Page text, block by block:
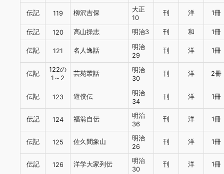
伝記 119 柳沢吉保
大正
10
刊 洋 1冊
伝記 120 高山操志 明治3 刊 和 1冊
伝記 121 名人逸話
明治
29
刊 洋 1冊
伝記
122の
1～2
芸苑叢話
明治
30
刊 洋 2冊
伝記 123 遊侠伝
明治
34
刊 洋 1冊
伝記 124 福翁自伝
明治
36
刊 洋 1冊
伝記 125 佐久間象山
明治
26
刊 洋 1冊
伝記 126 洋学大家列伝
明治
30
刊 洋 1冊